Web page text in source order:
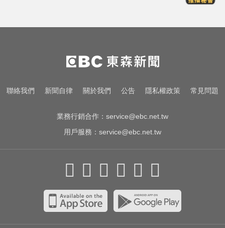
蔡裕昌罹癌 享壽71歲
你也有膝蓋喀喀響？醫揭1習慣 恐
害越走越沒力
快訊／國2油罐車撞休旅「打橫匝
聯絡我們 新聞自律 關於我們 公告 隱私權政策 常見問題
業務行銷合作： service@ebc.net.tw
用戶服務： service@ebc.net.tw